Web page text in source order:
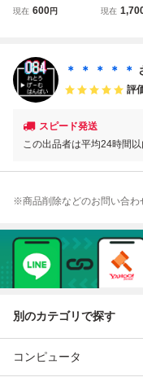
1942★カプコン★
現在 600円
作確認
SNK
現在
＊ ＊ ＊ ＊ ＊
評
スピード発送
この出品者は平均24時間
※商品削除などのお問い合わ
別のカテゴリで探す
コンピュータ